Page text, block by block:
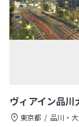
ヴィアイン品川
東京都 品川・